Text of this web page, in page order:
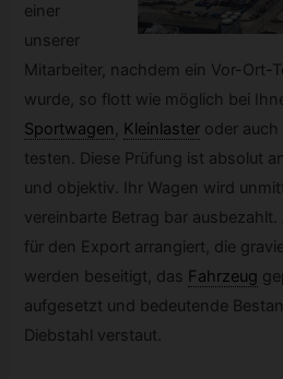
einer
unserer
Mitarbeiter, nachdem ein Vor-Ort-
wurde, so flott wie möglich bei
Sportwagen , Kleinlaster oder auch
testen. Diese Prüfung ist absolut
und objektiv. Ihr Wagen wird
vereinbarte Betrag bar
für den Export arrangiert, die
werden beseitigt, das Fahrzeug
aufgesetzt und bedeutende
Diebstahl verstaut.